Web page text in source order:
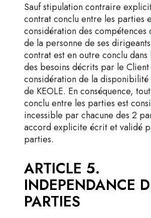
Sauf stipulation contraire
contrat conclu entre les parties
considération des compétences
de la personne de ses
contrat est en outre conclu dans
des besoins décrits par le
considération de la disponibilité
de KEOLE. En conséquence,
conclu entre les parties est
incessible par chacune des 2
accord explicite écrit et validé
parties.
ARTICLE 5.
INDEPENDANCE
PARTIES